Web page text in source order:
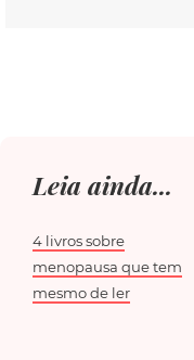
Leia ainda...
4 livros sobre
menopausa que tem
mesmo de ler